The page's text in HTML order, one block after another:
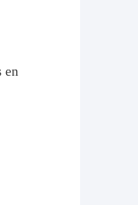
en